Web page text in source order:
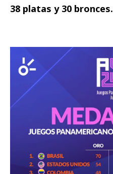
38 platas y 30 bronces.